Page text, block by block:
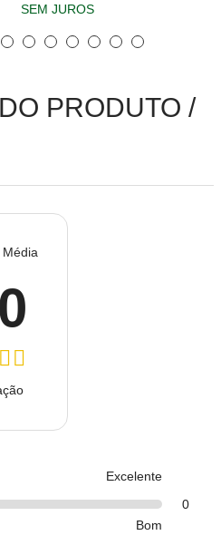
SEM JUROS
PRODUTO /
Excelente
0
Bom